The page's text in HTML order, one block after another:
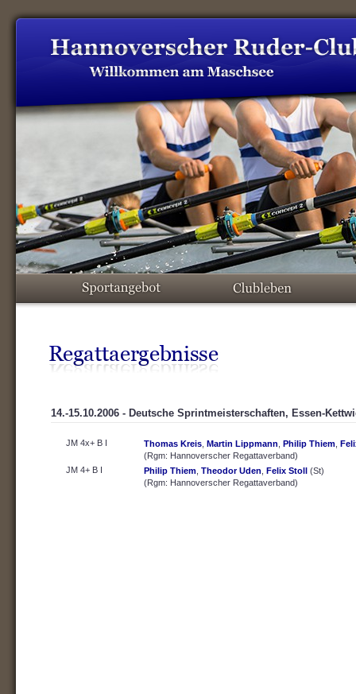
14.-15.10.2006 - Deutsche Sprintmeisterschaften, Essen-
JM 4x+ B I Thomas Kreis Martin Lippmann Philip Thiem
(Rgm: Hannoverscher Regattaverband)
JM 4+ B I
Philip Thiem Theodor Uden Felix Stoll (St)
(Rgm: Hannoverscher Regattaverband)